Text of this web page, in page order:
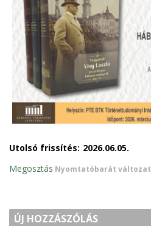
Utolsó frissítés: 2026.06.05.
Nyomtatóbarát változat
Megosztás
ÚJ HOZZÁSZÓLÁS